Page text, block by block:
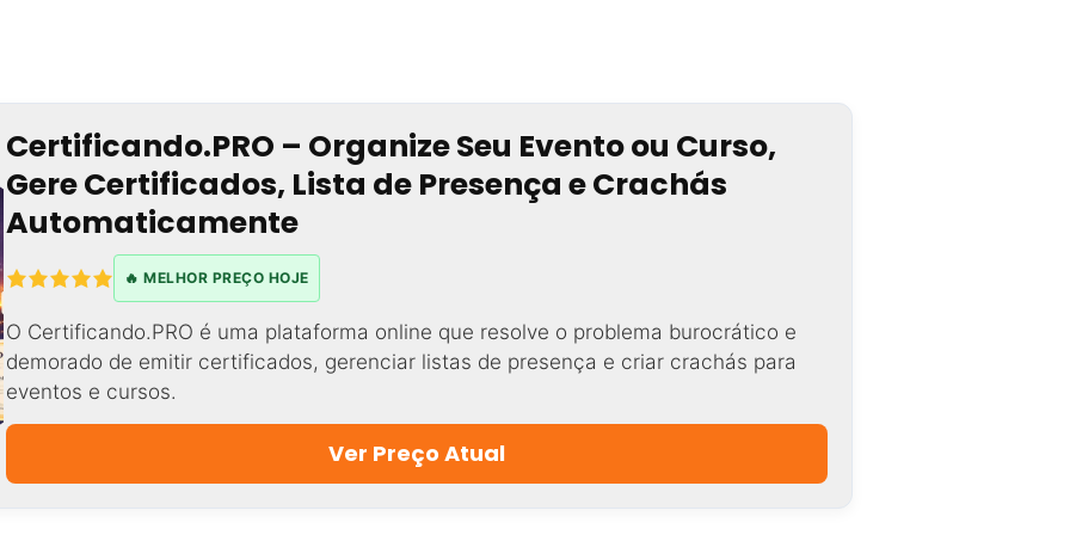
Certificando.PRO – Organize Seu Evento ou Curso,
Gere Certificados, Lista de Presença e Crachás
Automaticamente
🔥 MELHOR PREÇO HOJE
O Certificando.PRO é uma plataforma online que resolve o problema burocrático e
demorado de emitir certificados, gerenciar listas de presença e criar crachás para
eventos e cursos.
Ver Preço Atual